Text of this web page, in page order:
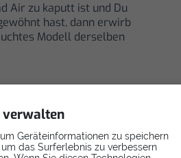
verwalten
, um Geräteinformationen zu speichern
das Surferlebnis zu verbessern
Air zu kaputt ist und Du
hast, dann erwirb
Modell derselben